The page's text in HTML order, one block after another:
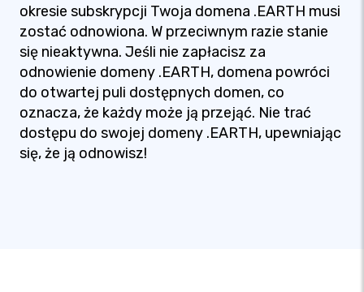
okresie subskrypcji Twoja domena .EARTH musi
zostać odnowiona. W przeciwnym razie stanie
się nieaktywna. Jeśli nie zapłacisz za
odnowienie domeny .EARTH, domena powróci
do otwartej puli dostępnych domen, co
oznacza, że każdy może ją przejąć. Nie trać
dostępu do swojej domeny .EARTH, upewniając
się, że ją odnowisz!